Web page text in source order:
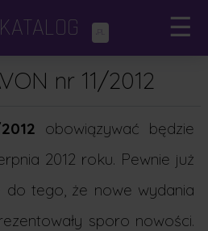
☰
.PL
nr 11/2012
obowiązywać będzie
2012 roku. Pewnie już
do tego, że nowe wydania
sporo nowości.
×
Avon
minikatalogi